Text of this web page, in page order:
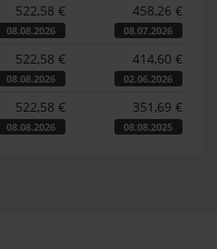
522,58 €
08.08.2026
458,26 €
08.07.2026
522,58 €
08.08.2026
414,60 €
02.06.2026
522,58 €
08.08.2026
351,69 €
08.08.2025